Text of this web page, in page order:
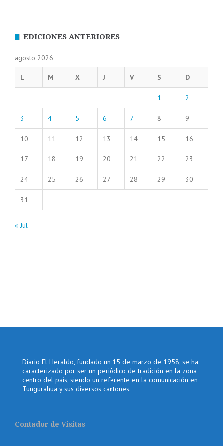
EDICIONES ANTERIORES
agosto 2026
L M X J V S D
1 2
3 4 5 6 7 8 9
10 11 12 13 14 15 16
17 18 19 20 21 22 23
24 25 26 27 28 29 30
31
« Jul
Diario El Heraldo, fundado un 15 de marzo de 1958, se ha
caracterizado por ser un periódico de tradición en la zona
centro del país, siendo un referente en la comunicación en
Tungurahua y sus diversos cantones.
Contador de Visitas